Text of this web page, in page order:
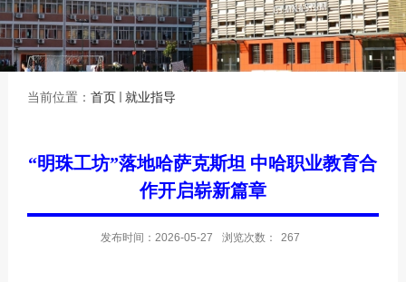
当前位置：首页 就业指导
“明珠工坊”落地哈萨克斯坦 中哈职业教育合
作开启崭新篇章
发布时间：2026-05-27 浏览次数： 267